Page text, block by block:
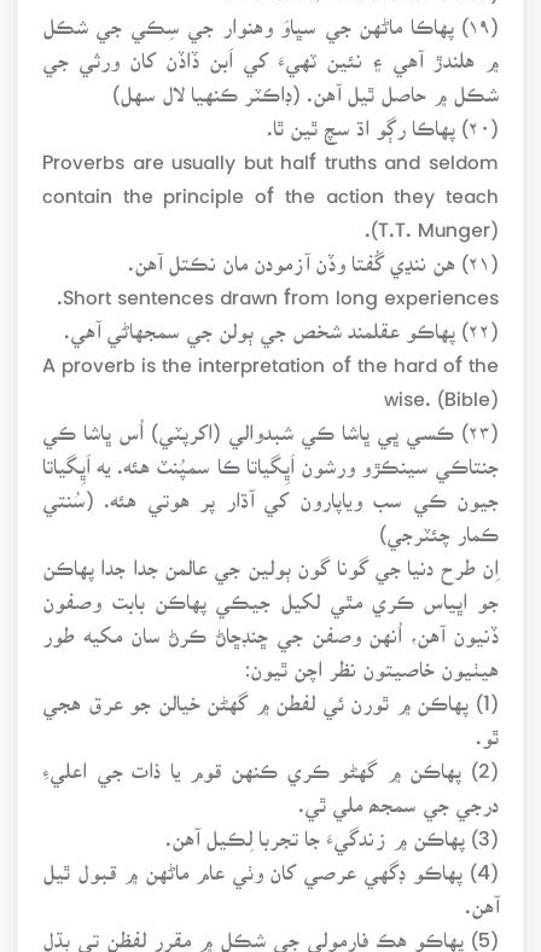
(۱۹) پهاڪا ماڻهن جي سڀاوَ وهنوار جي سِڪي جي شڪل
۾ هلندڙ آهي ۽ نئين ٽهيءَ کي اَبن ڏاڏن کان ورثي جي
شڪل ۾ حاصل ٿيل آهن. (ڊاڪٽر ڪنهيا لال سهل)
(۲۰) پهاڪا رڳو اڌ سچ ٿين ٿا.
Proverbs are usually but half truths and seldom
contain the principle of the action they teach
(T.T. Munger).
(۲۱) هن ننڍي گُفتا وڏن آزمودن مان نڪتل آهن.
Short sentences drawn from long experiences.
(۲۲) پهاڪو عقلمند شخص جي ٻولن جي سمجهاڻي آهي.
A proverb is the interpretation of the hard of the
wise. (Bible)
(۲۳) ڪسي ڀي ڀاشا ڪي شبدوالي (اکرپٽي) اُس ڀاشا ڪي
جنتاڪي سينڪڙو ورشون اَڀِگياتا ڪا سمپُنٽ هئه. يه اَڀِگياتا
جيون ڪي سب وياپارون کي آڌار پر هوتي هئه. (سُنتي
ڪمار چئٽرجي)
اِن طرح دنيا جي گونا گون ٻولين جي عالمن جدا جدا پهاڪن
جو اڀياس ڪري مٿي لکيل جيڪي پهاڪن بابت وصفون
ڏنيون آهن، اُنهن وصفن جي ڇنڊڇاڻ ڪرڻ سان مکيه طور
هيٺيون خاصيتون نظر اچن ٿيون:
(1) پهاڪن ۾ ٿورن ئي لفطن ۾ گهڻن خيالن جو عرق هجي
ٿو.
(2) پهاڪن ۾ گهڻو ڪري ڪنهن قوم يا ذات جي اعليءِ
درجي جي سمجھ ملي ٿي.
(3) پهاڪن ۾ زندگيءَ جا تجربا لِڪيل آهن.
(4) پهاڪو ڊگهي عرصي کان وٺي عام ماڻهن ۾ قبول ٿيل
آهن.
(5) پهاڪو هڪ فارمولي جي شڪل ۾ مقرر لفظن تي ٻڌل